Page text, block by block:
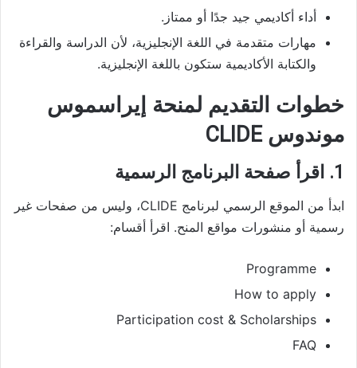
أداء أكاديمي جيد جدًا أو ممتاز.
مهارات متقدمة في اللغة الإنجليزية، لأن الدراسة والقراءة
والكتابة الأكاديمية ستكون باللغة الإنجليزية.
خطوات التقديم لمنحة إيراسموس
موندوس CLIDE
1. اقرأ صفحة البرنامج الرسمية
ابدأ من الموقع الرسمي لبرنامج CLIDE، وليس من صفحات غير
رسمية أو منشورات مواقع المنح. اقرأ أقسام:
Programme
How to apply
Participation cost & Scholarships
FAQ